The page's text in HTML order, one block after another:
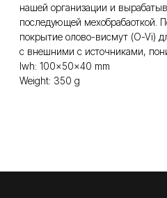
нашей организации и
последующей мехобрабaоткой.
покрытие олово-висмут (O-Vi)
с внешними с источниками,
lwh: 100x50x40 mm
Weight: 350 g